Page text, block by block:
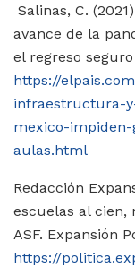
Salinas, C.
avance de la
el regreso
https://
infraestructura-
mexico-
aulas.html
Redacción
escuelas al cien,
ASF. Expansión
https://